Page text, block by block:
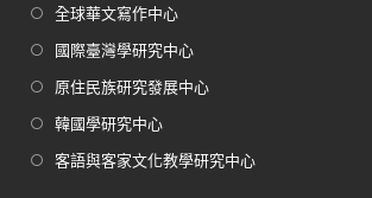
全球華文寫作中心
國際臺灣學研究中心
原住民族研究發展中心
韓國學研究中心
客語與客家文化教學研究中心